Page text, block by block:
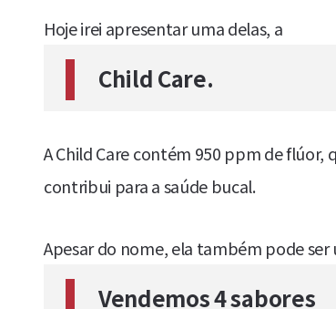
Hoje irei apresentar uma delas, a
Child Care.
A Child Care contém 950 ppm de flúor,
contribui para a saúde bucal.
Apesar do nome, ela também pode ser
Vendemos 4 sabores